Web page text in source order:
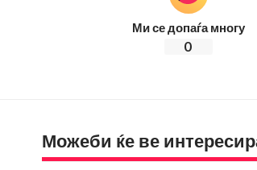
Ми се допаѓа многу
0
Можеби ќе ве